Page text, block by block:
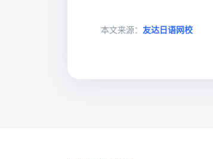
本文来源： 友达日语网校